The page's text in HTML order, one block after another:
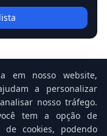
em nosso website,
a personalizar
nosso tráfego.
tem a opção de
de cookies, podendo